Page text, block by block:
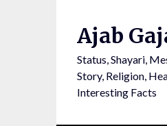
Ajab
Status, Shayari,
Story, Religion,
Interesting Facts